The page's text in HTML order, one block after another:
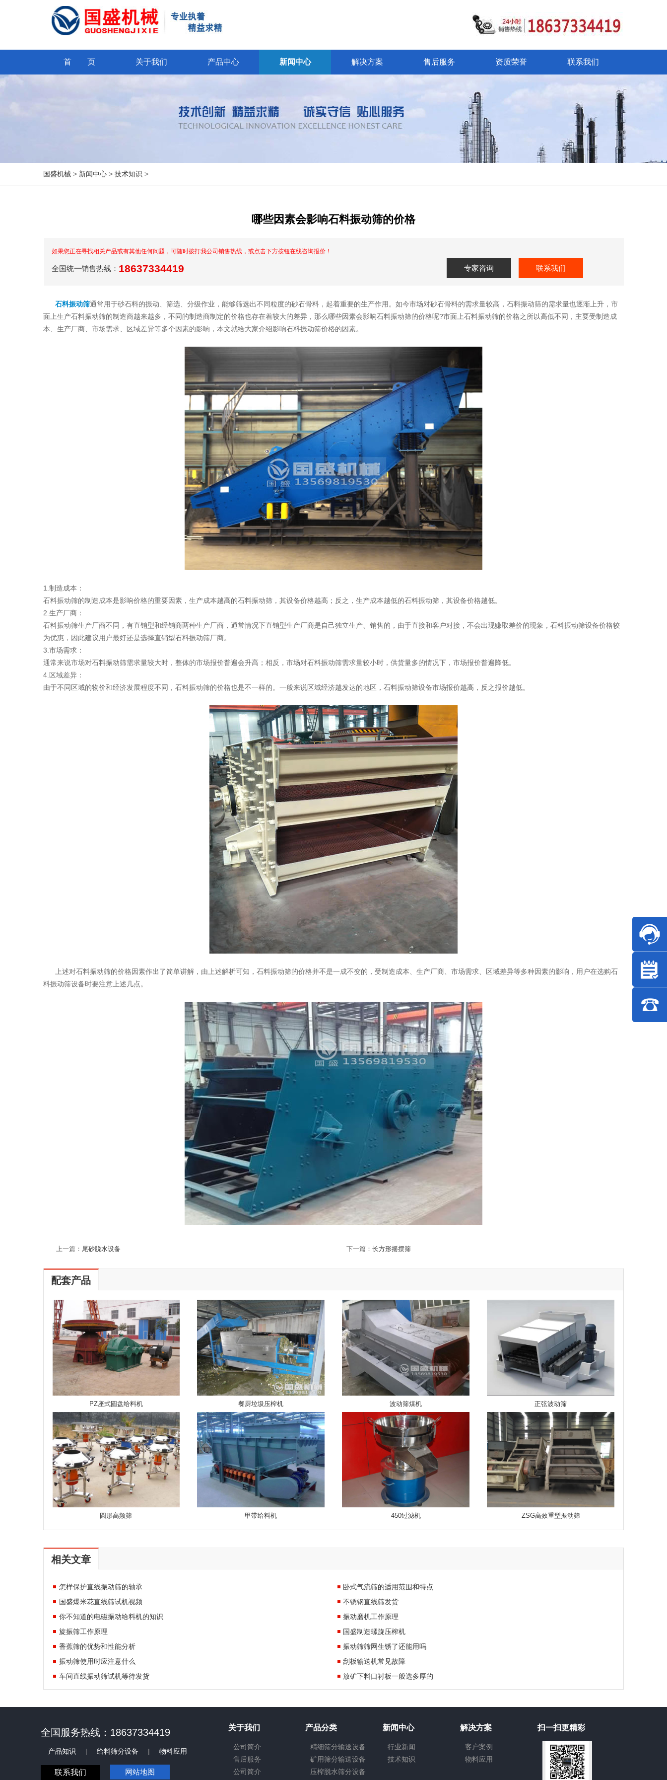
首 页 关于我们 产品中心 新闻中心 解决方案 售后服务 资质荣誉 联系我们
国盛机械 > 新闻中心 > 技术知识 >
哪些因素会影响石料振动筛的价格
如果您正在寻找相关产品或有其他任何问题，可随时拨打我公司销售热线，或点击下方按钮在线咨询报价！
全国统一销售热线： 18637334419 专家咨询 联系我们
石料振动筛通常用于砂石料的振动、筛选、分级作业，能够筛选出不同粒度的砂石骨料，起着重要的生产作用。如今市场对砂石骨料的需求量较高，石料振动筛的需求量也逐渐上升，市
面上生产石料振动筛的制造商越来越多，不同的制造商制定的价格也存在着较大的差异，那么哪些因素会影响石料振动筛的价格呢?市面上石料振动筛的价格之所以高低不同，主要受制造成
本、生产厂商、市场需求、区域差异等多个因素的影响，本文就给大家介绍影响石料振动筛价格的因素。
1.制造成本：
石料振动筛的制造成本是影响价格的重要因素，生产成本越高的石料振动筛，其设备价格越高；反之，生产成本越低的石料振动筛，其设备价格越低。
2.生产厂商：
石料振动筛生产厂商不同，有直销型和经销商两种生产厂商，通常情况下直销型生产厂商是自己独立生产、销售的，由于直接和客户对接，不会出现赚取差价的现象，石料振动筛设备价格较
为优惠，因此建议用户最好还是选择直销型石料振动筛厂商。
3.市场需求：
通常来说市场对石料振动筛需求量较大时，整体的市场报价普遍会升高；相反，市场对石料振动筛需求量较小时，供货量多的情况下，市场报价普遍降低。
4.区域差异：
由于不同区域的物价和经济发展程度不同，石料振动筛的价格也是不一样的。一般来说区域经济越发达的地区，石料振动筛设备市场报价越高，反之报价越低。
上述对石料振动筛的价格因素作出了简单讲解，由上述解析可知，石料振动筛的价格并不是一成不变的，受制造成本、生产厂商、市场需求、区域差异等多种因素的影响，用户在选购石
料振动筛设备时要注意上述几点。
上一篇： 尾砂脱水设备 下一篇： 长方形摇摆筛
配套产品
PZ座式圆盘给料机 餐厨垃圾压榨机 波动筛煤机 正弦波动筛
圆形高频筛 甲带给料机 450过滤机 ZSG高效重型振动筛
相关文章
怎样保护直线振动筛的轴承
卧式气流筛的适用范围和特点
国盛爆米花直线筛试机视频
不锈钢直线筛发货
你不知道的电磁振动给料机的知识
振动磨机工作原理
旋振筛工作原理
国盛制造螺旋压榨机
香蕉筛的优势和性能分析
振动筛筛网生锈了还能用吗
振动筛使用时应注意什么
刮板输送机常见故障
车间直线振动筛试机等待发货
放矿下料口衬板一般选多厚的
全国服务热线：18637334419
产品知识 | 给料筛分设备 | 物料应用
联系我们 网站地图
关于我们
公司简介
售后服务
公司简介
产品分类
精细筛分输送设备
矿用筛分输送设备
压榨脱水筛分设备
新闻中心
行业新闻
技术知识
解决方案
客户案例
物料应用
扫一扫更精彩